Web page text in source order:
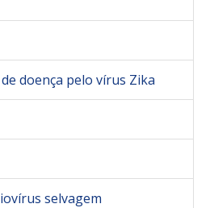
doença pelo vírus Zika
selvagem